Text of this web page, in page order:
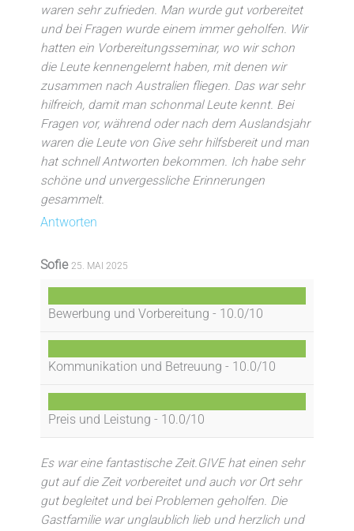
waren sehr zufrieden. Man wurde gut vorbereitet
und bei Fragen wurde einem immer geholfen. Wir
hatten ein Vorbereitungsseminar, wo wir schon
die Leute kennengelernt haben, mit denen wir
zusammen nach Australien fliegen. Das war sehr
hilfreich, damit man schonmal Leute kennt. Bei
Fragen vor, während oder nach dem Auslandsjahr
waren die Leute von Give sehr hilfsbereit und man
hat schnell Antworten bekommen. Ich habe sehr
schöne und unvergessliche Erinnerungen
gesammelt.
Antworten
Sofie 25. MAI 2025
Bewerbung und Vorbereitung - 10.0/10
Kommunikation und Betreuung - 10.0/10
Preis und Leistung - 10.0/10
Es war eine fantastische Zeit.GIVE hat einen sehr
gut auf die Zeit vorbereitet und auch vor Ort sehr
gut begleitet und bei Problemen geholfen. Die
Gastfamilie war unglaublich lieb und herzlich und